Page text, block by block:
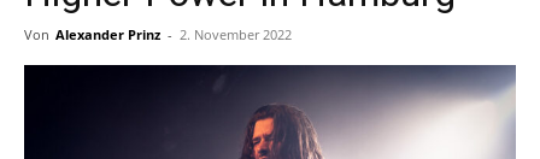
Von Alexander Prinz - 2. November 2022